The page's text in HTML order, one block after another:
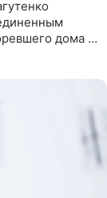
дома в